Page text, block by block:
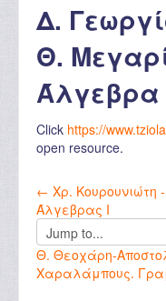
Δ.
Θ.
Άλγεβρα
Click https://
open resource.
← Χρ. Κουρουνιώτη
Άλγεβρας Ι
Jump
to...
Θ. Θεοχάρη-
Χαραλάμπους.